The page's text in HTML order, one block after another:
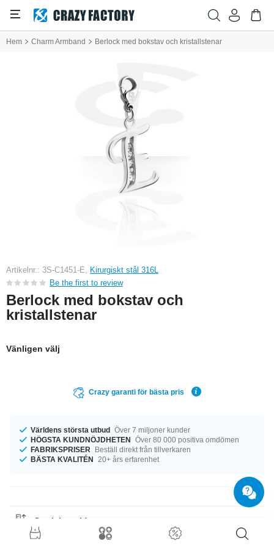
Hem Charm Armband Berlock med bokstav och kristallstenar
Artikelnr.: 3S-C1451-E, Kirurgiskt stål 316L
Be the first to review
Berlock med bokstav och
kristallstenar
Vänligen välj
Crazy garanti för bästa pris
Världens största utbud Över 7 miljoner kunder
HÖGSTA KUNDNÖJDHETEN Över 80 000 positiva omdömen
FABRIKSPRISER
Beställ direkt från tillverkaren
BÄSTA KVALITÉN
20+ års erfarenhet
Storleksguide